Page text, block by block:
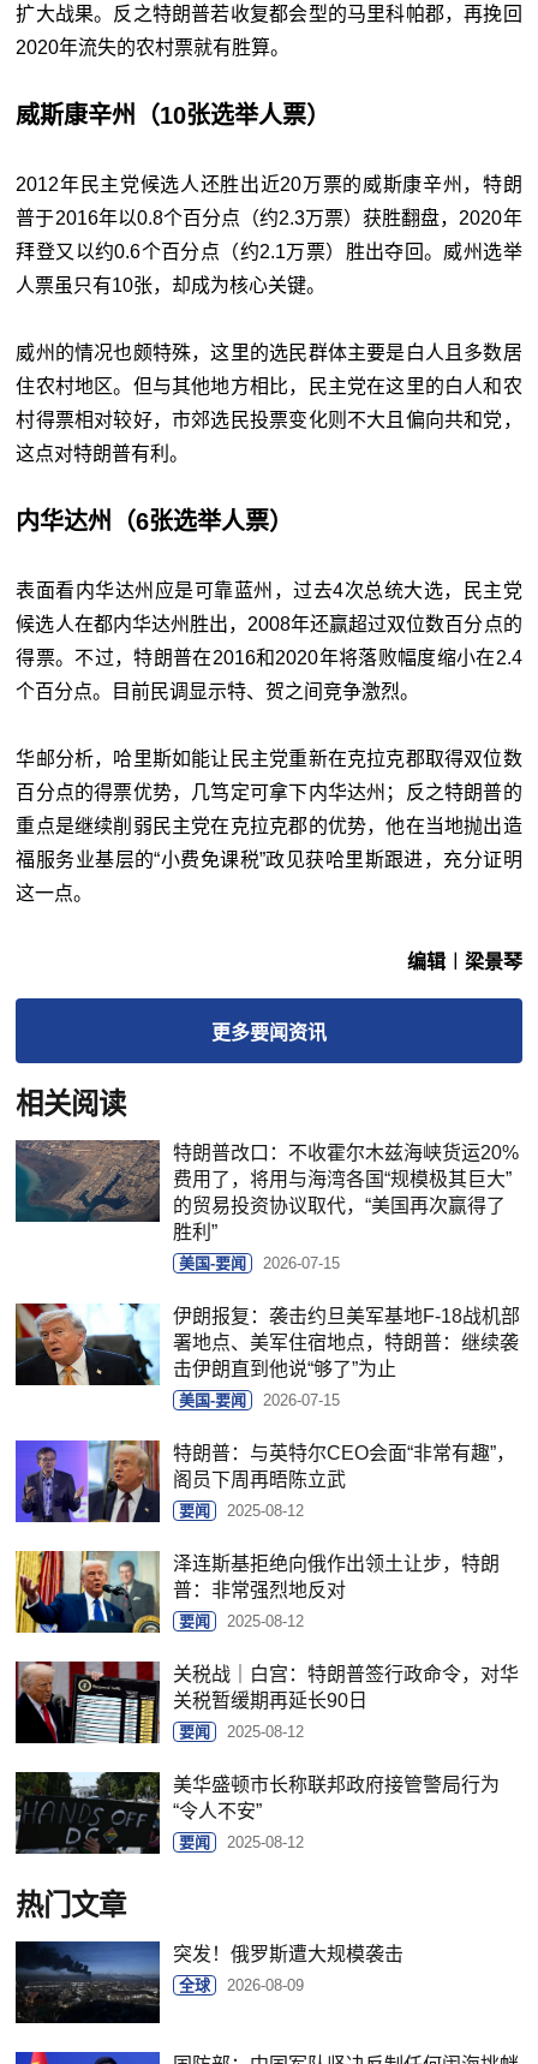
扩大战果。反之特朗普若收复都会型的马里科帕郡，再挽回
2020年流失的农村票就有胜算。
威斯康辛州（10张选举人票）
2012年民主党候选人还胜出近20万票的威斯康辛州，特朗
普于2016年以0.8个百分点（约2.3万票）获胜翻盘，2020年
拜登又以约0.6个百分点（约2.1万票）胜出夺回。威州选举
人票虽只有10张，却成为核心关键。
威州的情况也颇特殊，这里的选民群体主要是白人且多数居
住农村地区。但与其他地方相比，民主党在这里的白人和农
村得票相对较好，市郊选民投票变化则不大且偏向共和党，
这点对特朗普有利。
内华达州（6张选举人票）
表面看内华达州应是可靠蓝州，过去4次总统大选，民主党
候选人在都内华达州胜出，2008年还赢超过双位数百分点的
得票。不过，特朗普在2016和2020年将落败幅度缩小在2.4
个百分点。目前民调显示特、贺之间竞争激烈。
华邮分析，哈里斯如能让民主党重新在克拉克郡取得双位数
百分点的得票优势，几笃定可拿下内华达州；反之特朗普的
重点是继续削弱民主党在克拉克郡的优势，他在当地抛出造
福服务业基层的“小费免课税”政见获哈里斯跟进，充分证明
这一点。
编辑︱梁景琴
更多要闻资讯
相关阅读
特朗普改口：不收霍尔木兹海峡货运20%
费用了，将用与海湾各国“规模极其巨大”
的贸易投资协议取代，“美国再次赢得了
胜利”
美国-要闻 2026-07-15
伊朗报复：袭击约旦美军基地F-18战机部
署地点、美军住宿地点，特朗普：继续袭
击伊朗直到他说“够了”为止
美国-要闻 2026-07-15
特朗普：与英特尔CEO会面“非常有趣”，
阁员下周再晤陈立武
要闻 2025-08-12
泽连斯基拒绝向俄作出领土让步，特朗
普：非常强烈地反对
要闻 2025-08-12
关税战｜白宫：特朗普签行政命令，对华
关税暂缓期再延长90日
要闻 2025-08-12
美华盛顿市长称联邦政府接管警局行为
“令人不安”
要闻 2025-08-12
热门文章
突发！俄罗斯遭大规模袭击
全球 2026-08-09